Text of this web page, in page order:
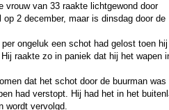
vrouw van 33 raakte lichtgewond door
2 december, maar is dinsdag door de
ongeluk een schot had gelost toen
raakte zo in paniek dat hij het wapen
dat het schot door de buurman was
had verstopt. Hij had het in het
wordt vervolgd.